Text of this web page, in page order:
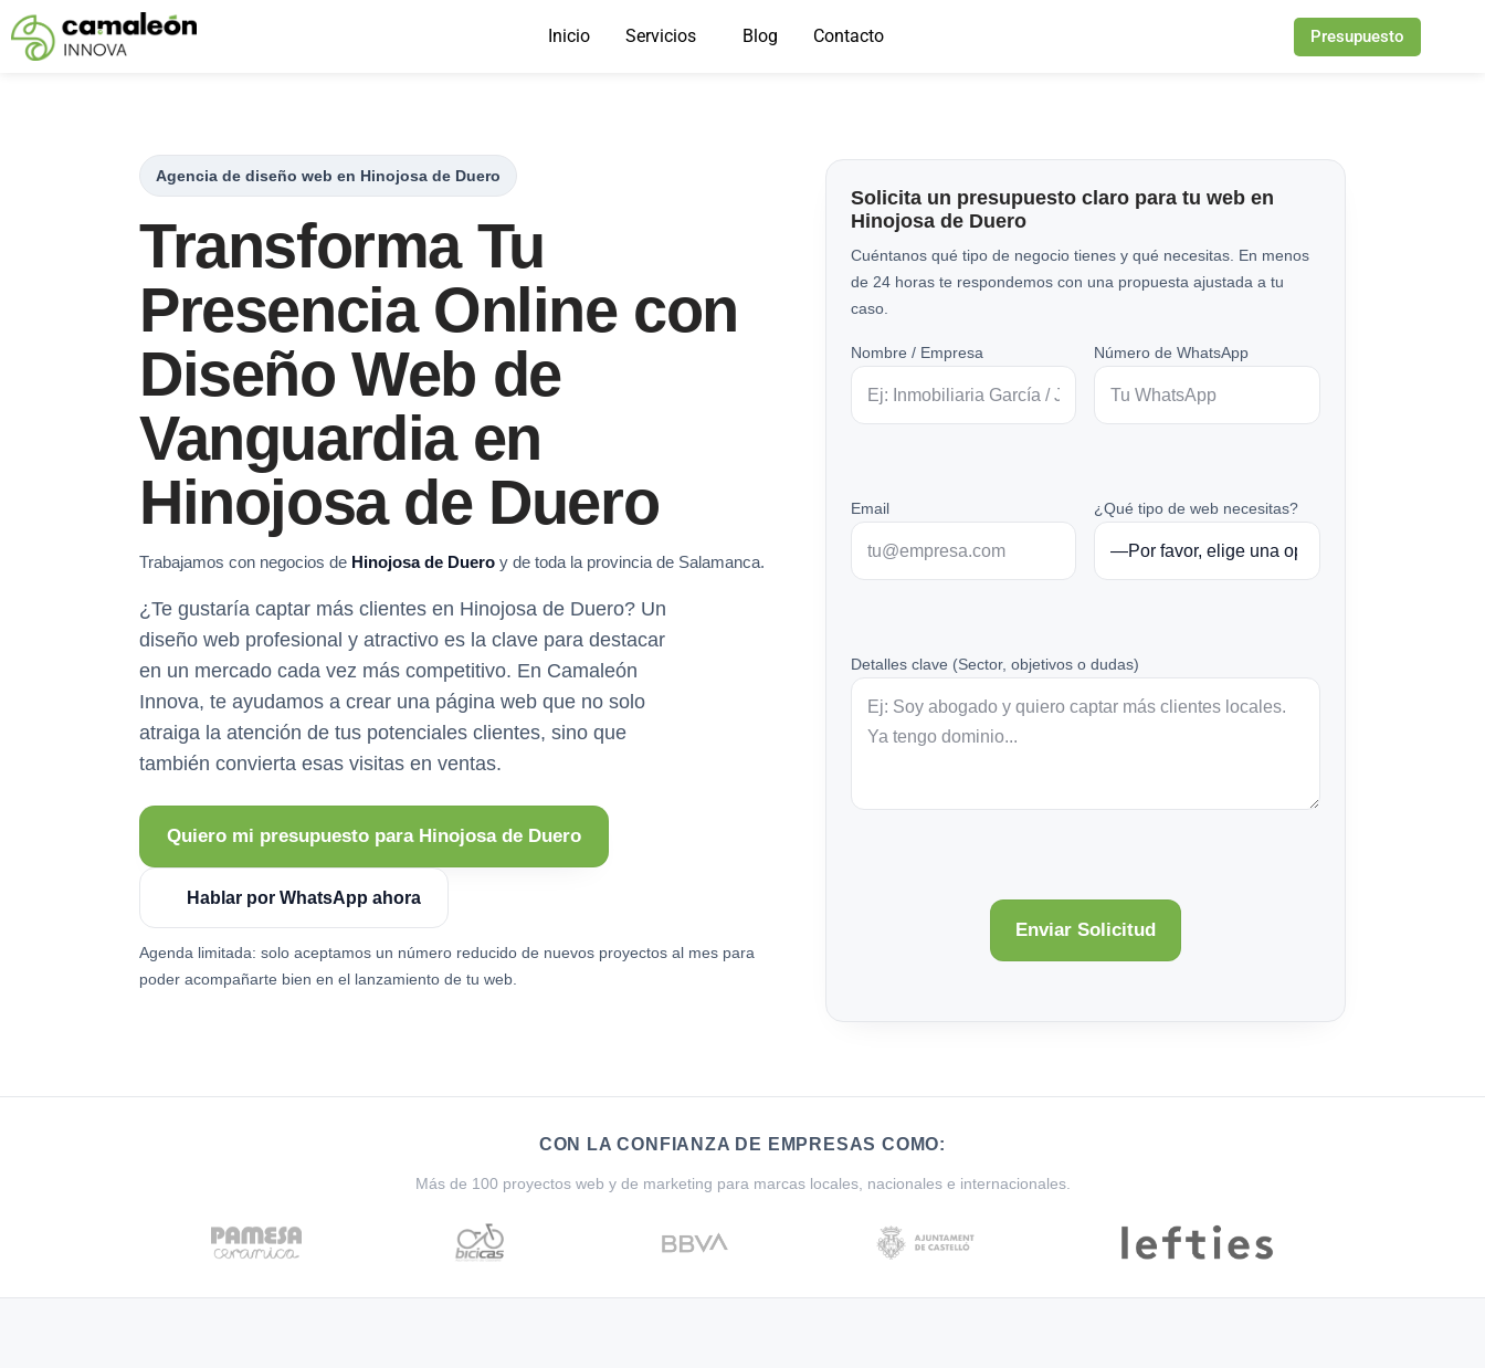
Saltar
Inicio Servicios Blog Contacto Presupuesto
Agencia de diseño web en Hinojosa de Duero
Transforma Tu
Presencia Online con
Diseño Web de
Vanguardia en
Hinojosa de Duero
Trabajamos con negocios de Hinojosa de Duero y de toda la provincia de Salamanca.
¿Te gustaría captar más clientes en Hinojosa de Duero? Un
diseño web profesional y atractivo es la clave para destacar
en un mercado cada vez más competitivo. En Camaleón
Innova, te ayudamos a crear una página web que no solo
atraiga la atención de tus potenciales clientes, sino que
también convierta esas visitas en ventas.
Quiero mi presupuesto para Hinojosa de Duero
Hablar por WhatsApp ahora
Agenda limitada: solo aceptamos un número reducido de nuevos proyectos al mes para
poder acompañarte bien en el lanzamiento de tu web.
Solicita un presupuesto claro para tu web en
Hinojosa de Duero
Cuéntanos qué tipo de negocio tienes y qué necesitas. En menos
de 24 horas te respondemos con una propuesta ajustada a tu
caso.
Nombre / Empresa Número de WhatsApp
Email ¿Qué tipo de web necesitas?
Detalles clave (Sector, objetivos o dudas)
CON LA CONFIANZA DE EMPRESAS COMO:
Más de 100 proyectos web y de marketing para marcas locales, nacionales e internacionales.